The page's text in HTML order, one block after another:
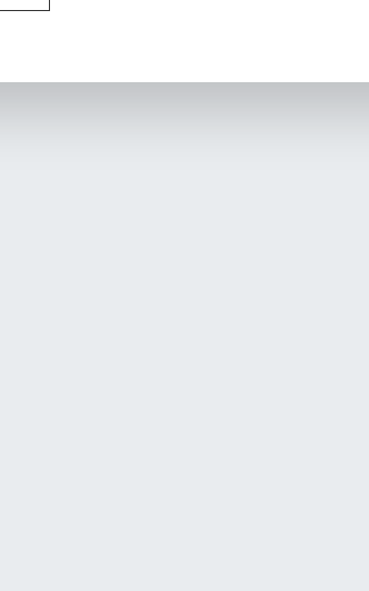
Fiziği